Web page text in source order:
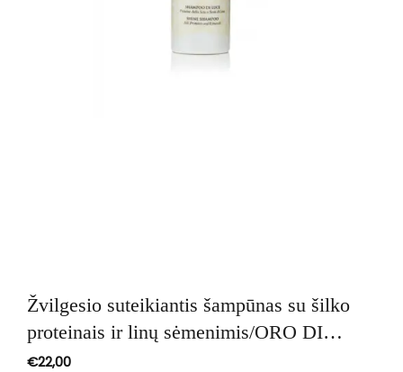
Žvilgesio suteikiantis šampūnas su šilko
proteinais ir linų sėmenimis/ORO DI
LUCE
€22,00